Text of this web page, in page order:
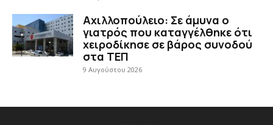
Αχιλλοπούλειο: Σε άμυνα ο
γιατρός που καταγγέλθηκε ότι
χειροδίκησε σε βάρος συνοδού
στα ΤΕΠ
9 Αυγούστου 2026